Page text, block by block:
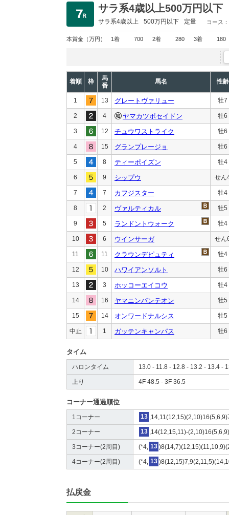
サラ系4歳以上500万円以下
サラ系4歳以上 500万円以下 定量 コース：
本賞金 （万円） 1着 700 2着 280 3着 180
着順 枠
馬
番
馬名 性齢
1 13 グレートヴァリュー 牡7
2 4 ヤマカツポセイドン 牡6
3 12 チュウワストライク 牡6
4 15 グランプレージョ 牡6
5 8 ティーポイズン 牡4
6 9 シップウ せん
7 7 カフジスター 牡4
8 2 ヴァルティカル 牡5
9 5 ランドントウォーク 牡4
10 6 ウインサーガ せん
11 11 クラウンデピュティ 牡4
12 10 ハワイアンソルト 牡6
13 3 ホッコーエイコウ 牡4
14 16 ヤマニンパンテオン 牡5
15 14 オンワードナルシス 牡5
中止 1 ガッテンキャンパス 牡6
タイム
ハロンタイム 13.0 - 11.8 - 12.8 - 13.2 - 13.4 -
上り 4F 48.5 - 3F 36.5
コーナー通過順位
1コーナー 13
2コーナー 13 ,14(12,15,11)-
3コーナー(2周目) (*4, 13
4コーナー(2周目) (*4, 13
払戻金